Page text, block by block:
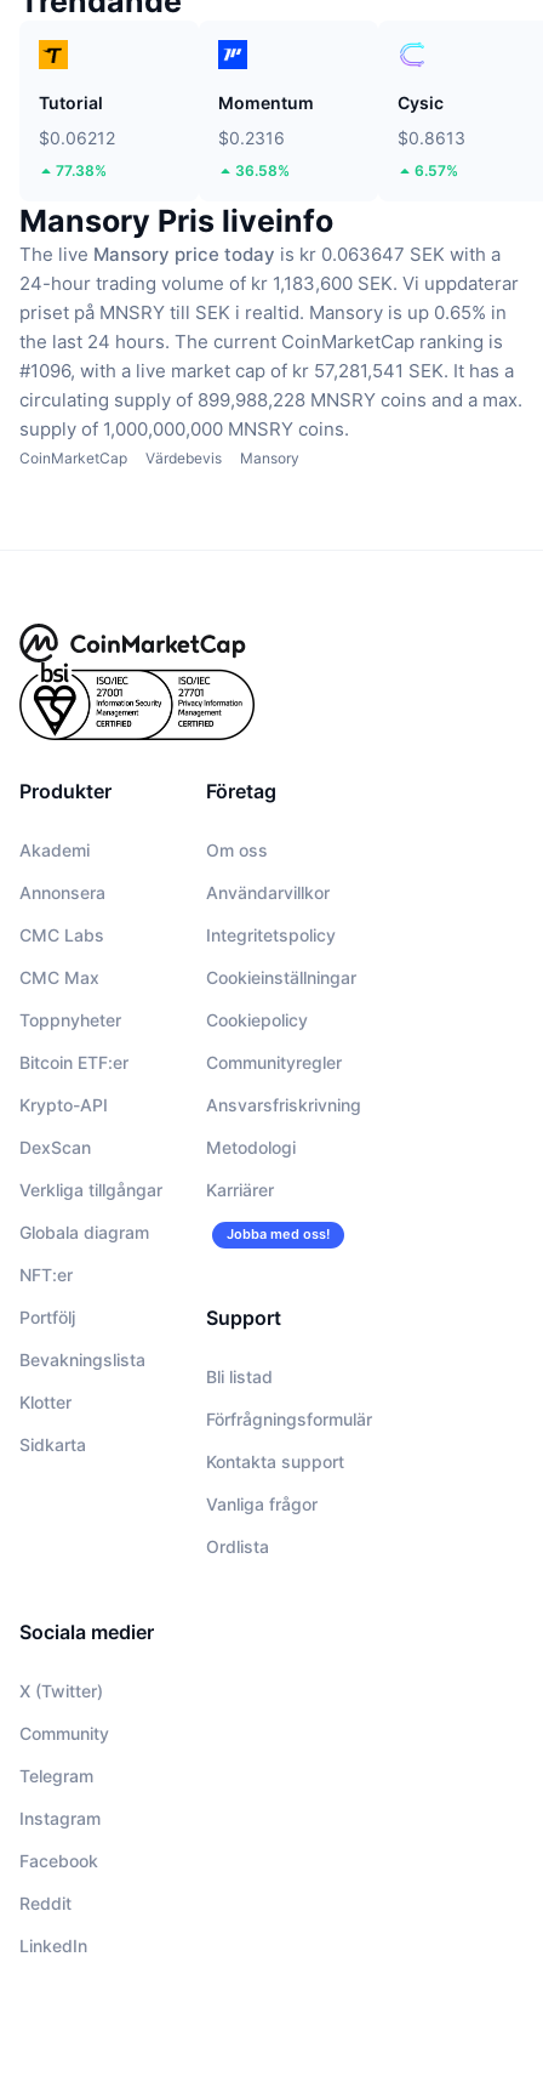
Tutorial
$0.06212
77.38%
Momentum
$0.2316
36.58%
Cysic
$0.8613
6.57%
Mansory Pris liveinfo
The live Mansory price today is kr 0.063647 SEK with a
24-hour trading volume of kr 1,183,600 SEK. Vi uppdaterar
priset på MNSRY till SEK i realtid. Mansory is up 0.65% in
the last 24 hours. The current CoinMarketCap ranking is
#1096, with a live market cap of kr 57,281,541 SEK. It has a
circulating supply of 899,988,228 MNSRY coins and a max.
supply of 1,000,000,000 MNSRY coins.
CoinMarketCap Värdebevis Mansory
Produkter
Akademi
Annonsera
CMC Labs
CMC Max
Toppnyheter
Bitcoin ETF:er
Krypto-API
DexScan
Verkliga tillgångar
Globala diagram
NFT:er
Portfölj
Bevakningslista
Klotter
Sidkarta
Företag
Om oss
Användarvillkor
Integritetspolicy
Cookieinställningar
Cookiepolicy
Communityregler
Ansvarsfriskrivning
Metodologi
Karriärer
Jobba med oss!
Support
Bli listad
Förfrågningsformulär
Kontakta support
Vanliga frågor
Ordlista
Sociala medier
X (Twitter)
Community
Telegram
Instagram
Facebook
Reddit
LinkedIn